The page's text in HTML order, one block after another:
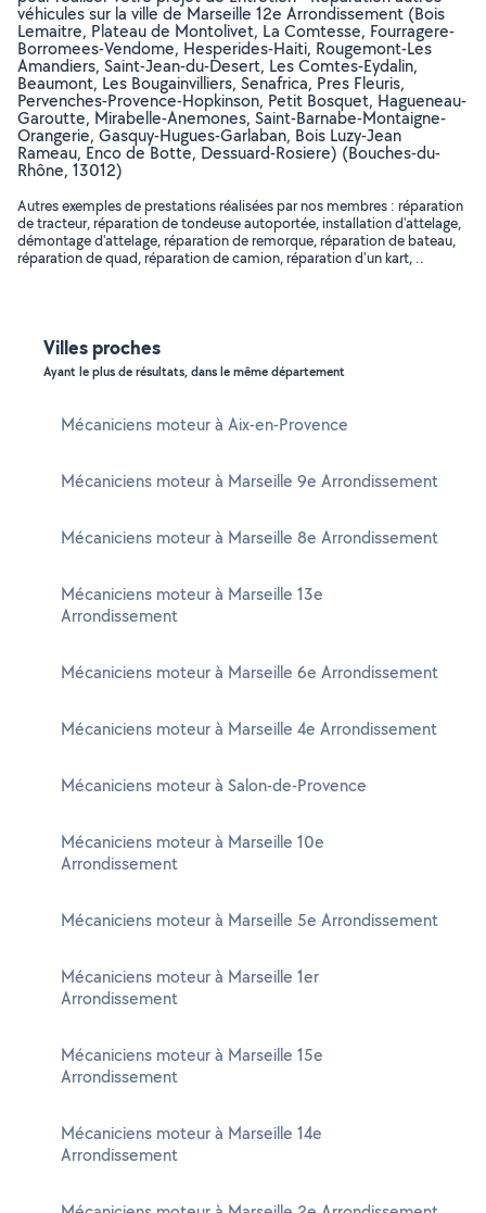
véhicules sur la ville de Marseille 12e Arrondissement (Bois
Lemaitre, Plateau de Montolivet, La Comtesse, Fourragere-
Borromees-Vendome, Hesperides-Haiti, Rougemont-Les
Amandiers, Saint-Jean-du-Desert, Les Comtes-Eydalin,
Beaumont, Les Bougainvilliers, Senafrica, Pres Fleuris,
Pervenches-Provence-Hopkinson, Petit Bosquet, Hagueneau-
Garoutte, Mirabelle-Anemones, Saint-Barnabe-Montaigne-
Orangerie, Gasquy-Hugues-Garlaban, Bois Luzy-Jean
Rameau, Enco de Botte, Dessuard-Rosiere) (Bouches-du-
Rhône, 13012)
Autres exemples de prestations réalisées par nos membres : réparation
de tracteur, réparation de tondeuse autoportée, installation d'attelage,
démontage d'attelage, réparation de remorque, réparation de bateau,
réparation de quad, réparation de camion, réparation d'un kart, ..
Villes proches
Ayant le plus de résultats, dans le même département
Mécaniciens moteur à Aix-en-Provence
Mécaniciens moteur à Marseille 9e Arrondissement
Mécaniciens moteur à Marseille 8e Arrondissement
Mécaniciens moteur à Marseille 13e
Arrondissement
Mécaniciens moteur à Marseille 6e Arrondissement
Mécaniciens moteur à Marseille 4e Arrondissement
Mécaniciens moteur à Salon-de-Provence
Mécaniciens moteur à Marseille 10e
Arrondissement
Mécaniciens moteur à Marseille 5e Arrondissement
Mécaniciens moteur à Marseille 1er
Arrondissement
Mécaniciens moteur à Marseille 15e
Arrondissement
Mécaniciens moteur à Marseille 14e
Arrondissement